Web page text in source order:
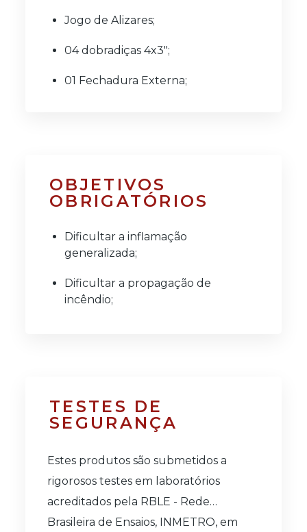
Jogo de Alizares;
04 dobradiças 4x3";
01 Fechadura Externa;
Fita Intumescente - Vedante
Vedaporta de Embutir - Resistente
OBJETIVOS
OBRIGATÓRIOS
Dificultar a inflamação
generalizada;
Dificultar a propagação de
incêndio;
Rotas de saída;
Salas acima de 50 pessoas;
Saída de emergência.
TESTES DE
SEGURANÇA
Estes produtos são submetidos a
rigorosos testes em laboratórios
acreditados pela RBLE - Rede
Brasileira de Ensaios, INMETRO, em